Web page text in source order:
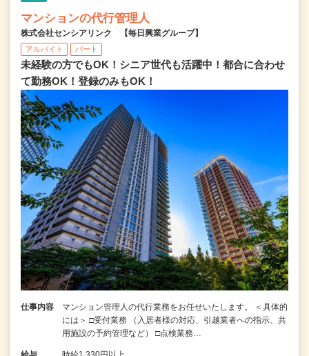
マンションの代行管理人
株式会社センシアリンク 【毎日興業グループ】
アルバイト パート
未経験の方でもOK！シニア世代も活躍中！都合に合わせ
て勤務OK！登録のみもOK！
仕事内容
マンション管理人の代行業務をお任せいたします。 ＜具体的
には＞ □受付業務 （入居者様の対応、引越業者への指示、共
用施設の予約管理など） □点検業務…